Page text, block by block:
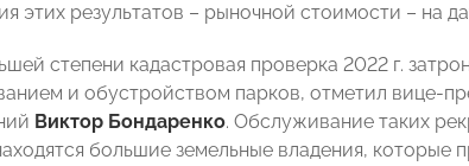
этих результатов – рыночной стоимости – на
степени кадастровая проверка 2022 г.
и обустройством парков, отметил вице-
Виктор Бондаренко. Обслуживание таких
большие земельные владения, которые